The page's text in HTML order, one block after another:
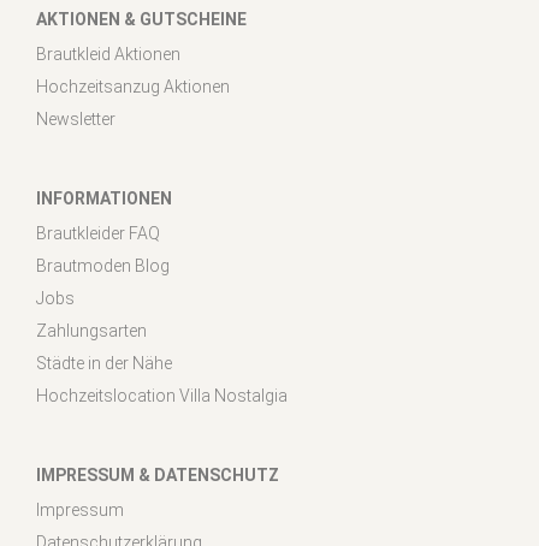
AKTIONEN & GUTSCHEINE
Brautkleid Aktionen
Hochzeitsanzug Aktionen
Newsletter
INFORMATIONEN
Brautkleider FAQ
Brautmoden Blog
Jobs
Zahlungsarten
Städte in der Nähe
Hochzeitslocation Villa Nostalgia
IMPRESSUM & DATENSCHUTZ
Impressum
Datenschutzerklärung